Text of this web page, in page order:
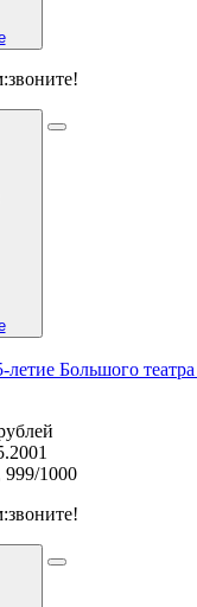
звоните!
летие Большого
999/1000
звоните!